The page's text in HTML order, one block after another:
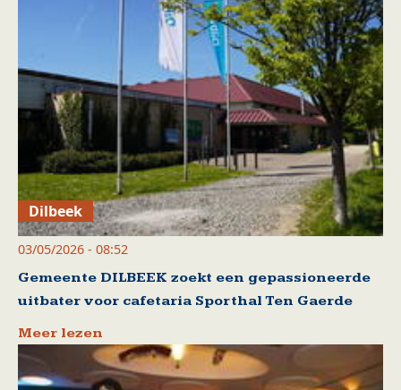
Dilbeek
03/05/2026 - 08:52
Gemeente DILBEEK zoekt een gepassioneerde
uitbater voor cafetaria Sporthal Ten Gaerde
Meer lezen